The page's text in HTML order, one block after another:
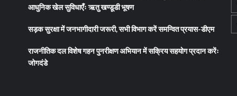
आधुनिक खेल सुविधाएँः ऋतु खण्डूडी भूषण
सड़क सुरक्षा में जनभागीदारी जरूरी, सभी विभाग करें समन्वित प्रयास-डीएम
राजनीतिक दल विशेष गहन पुनरीक्षण अभियान में सक्रिय सहयोग प्रदान करेंः
जोगदंडे